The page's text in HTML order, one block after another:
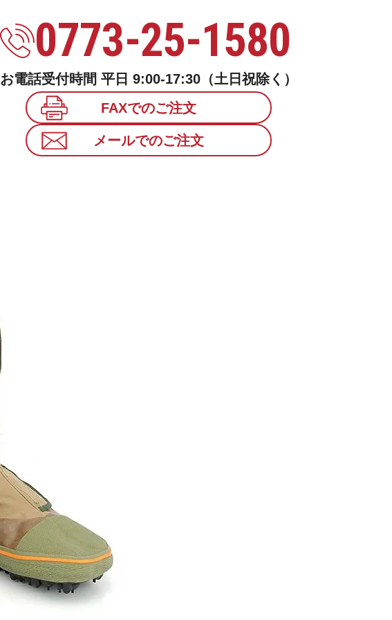
0773-25-1580
お電話受付時間 平日 9:00-17:30（土日祝除く）
FAXでのご注文
メールでのご注文